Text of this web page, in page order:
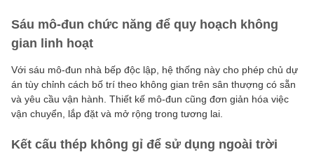
Sáu mô-đun chức năng để quy hoạch không
gian linh hoạt
Với sáu mô-đun nhà bếp độc lập, hệ thống này cho phép chủ dự
án tùy chỉnh cách bố trí theo không gian trên sân thượng có sẵn
và yêu cầu vận hành. Thiết kế mô-đun cũng đơn giản hóa việc
vận chuyển, lắp đặt và mở rộng trong tương lai.
Kết cấu thép không gỉ để sử dụng ngoài trời